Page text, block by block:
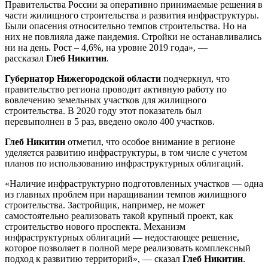
Правительства России за оперативно принимаемые решения в
части жилищного строительства и развития инфраструктуры.
Были опасения относительно темпов строительства. Но на
них не повлияла даже пандемия. Стройки не останавливались
ни на день. Рост – 4,6%, на уровне 2019 года», —
рассказал Глеб Никитин.
Губернатор Нижегородской области подчеркнул, что
правительство региона проводит активную работу по
вовлечению земельных участков для жилищного
строительства. В 2020 году этот показатель был
перевыполнен в 5 раз, введено около 400 участков.
Глеб Никитин отметил, что особое внимание в регионе
уделяется развитию инфраструктуры, в том числе с учетом
планов по использованию инфраструктурных облигаций.
«Наличие инфраструктурно подготовленных участков — одна
из главных проблем при наращивании темпов жилищного
строительства. Застройщик, например, не может
самостоятельно реализовать такой крупный проект, как
строительство нового проспекта. Механизм
инфраструктурных облигаций — недостающее решение,
которое позволяет в полной мере реализовать комплексный
подход к развитию территорий», — сказал Глеб Никитин.